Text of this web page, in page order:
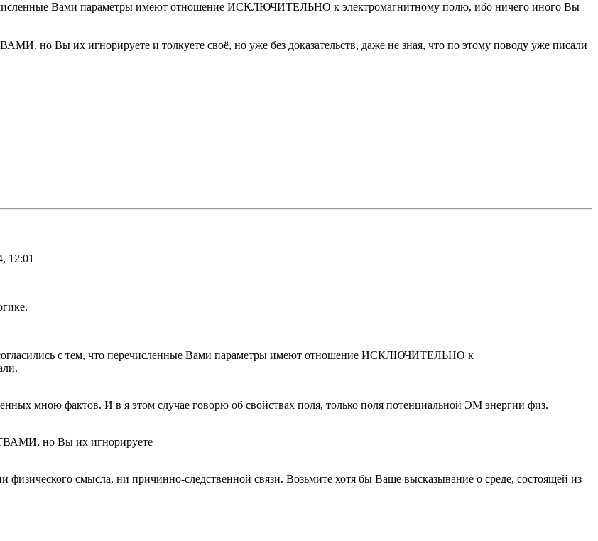
Вами параметры имеют отношение ИСКЛЮЧИТЕЛЬНО к электромагнитному полю, ибо ничего иного Вы
Вы их игнорируете и толкуете своё, но уже без доказательств, даже не зная, что по этому поводу уже писали
12:01
с тем, что перечисленные Вами параметры имеют отношение ИСКЛЮЧИТЕЛЬНО к
мною фактов. И в я этом случае говорю об свойствах поля, только поля потенциальной ЭМ энергии физ.
но Вы их игнорируете
смысла, ни причинно-следственной связи. Возьмите хотя бы Ваше высказывание о среде, состоящей из